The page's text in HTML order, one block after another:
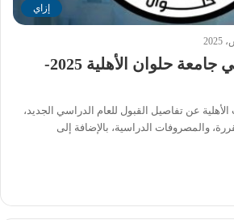
إزاي
خطوات التقديم في جامعة حلوان الأهلية 2025-
عن تفاصيل القبول للعام الدراسي الجديد،
والمصروفات الدراسية، بالإضافة إلى